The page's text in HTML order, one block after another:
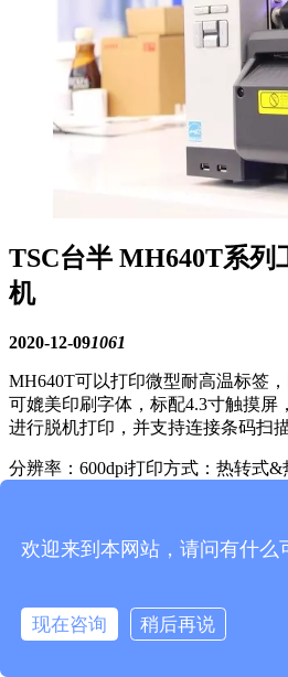
TSC台半 MH640T系列
机
2020-12-091061
MH640T可以打印微型耐高温标签
可媲美印刷字体，标配4.3寸触摸屏
进行脱机打印，并支持连接条码扫
分辨率：600dpi打印方式：热转式&
欢迎来到本网站，请问有什么
现在咨询 稍后再说